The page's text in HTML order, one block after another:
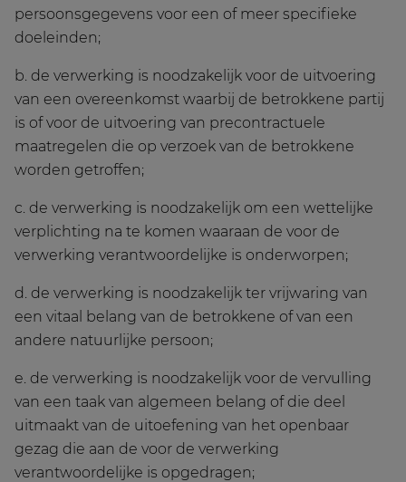
persoonsgegevens voor een of meer specifieke
doeleinden;
b. de verwerking is noodzakelijk voor de uitvoering
van een overeenkomst waarbij de betrokkene partij
is of voor de uitvoering van precontractuele
maatregelen die op verzoek van de betrokkene
worden getroffen;
c. de verwerking is noodzakelijk om een wettelijke
verplichting na te komen waaraan de voor de
verwerking verantwoordelijke is onderworpen;
d. de verwerking is noodzakelijk ter vrijwaring van
een vitaal belang van de betrokkene of van een
andere natuurlijke persoon;
e. de verwerking is noodzakelijk voor de vervulling
van een taak van algemeen belang of die deel
uitmaakt van de uitoefening van het openbaar
gezag die aan de voor de verwerking
verantwoordelijke is opgedragen;